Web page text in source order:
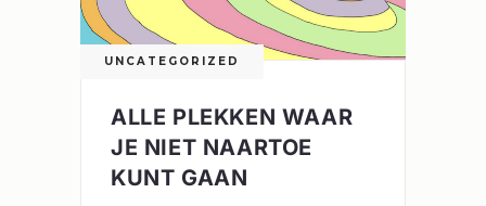
UNCATEGORIZED
ALLE PLEKKEN WAAR
JE NIET NAARTOE
KUNT GAAN